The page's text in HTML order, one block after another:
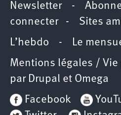
Newsletter-
connecter- Sites
L’hebdo - Le
Mentions légales / Vie
par Drupal et Omega
Facebook